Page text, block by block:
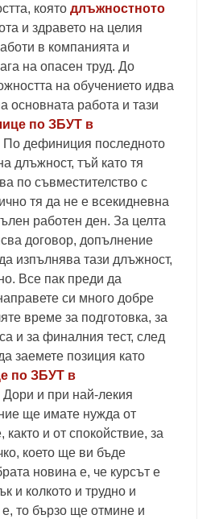
която длъжностното
и здравето на целия
в компанията и
на опасен труд. До
на обучението идва
основната работа и тази
по ЗБУТ в
По дефиниция последното
длъжност, тъй като тя
по съвместителство с
тя да не е всекидневна
работен ден. За целта
договор, допълнение
изпълнява тази длъжност,
Все пак преди да
си много добре
време за подготовка, за
и за финалния тест, след
заемете позиция като
по ЗБУТ в
Дори и при най-лекия
ще имате нужда от
и от спокойствие, за
което ще ви бъде
новина е, че курсът е
и колкото и трудно и
то бързо ще отмине и